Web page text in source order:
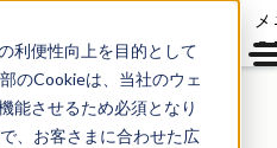
利便性向上を目的として
のCookieは、当社のウェ
能させるため必須となり
、お客さまに合わせた広